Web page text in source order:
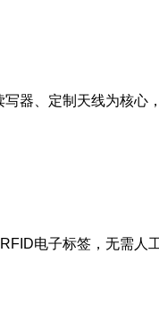
器、定制天线为核
电子标签，无需人